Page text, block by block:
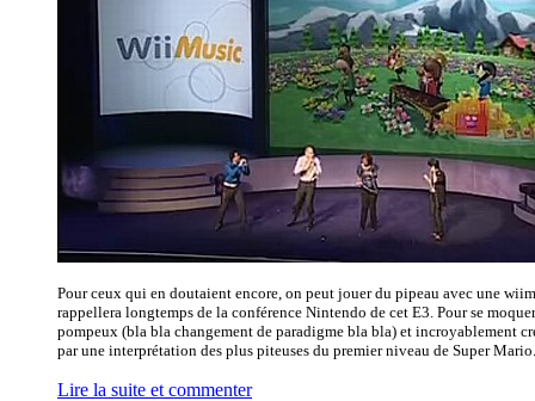
Pour ceux qui en doutaient encore, on peut jouer du pipeau avec une
rappellera longtemps de la conférence Nintendo de cet E3. Pour se
pompeux (bla bla changement de paradigme bla bla) et incroyablement
par une interprétation des plus piteuses du premier niveau de Super
Lire la suite et commenter